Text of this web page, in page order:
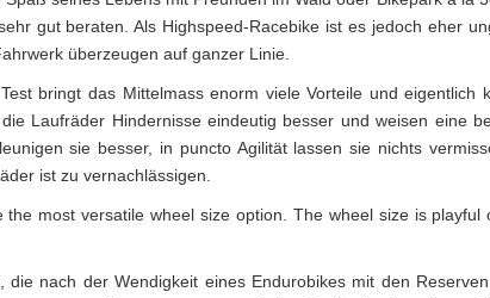
gut beraten. Als Highspeed-Racebike ist es jedoch eher
überzeugen auf ganzer Linie.
bringt das Mittelmass enorm viele Vorteile und eigentlich
Laufräder Hindernisse eindeutig besser und weisen eine
sie besser, in puncto Agilität lassen sie nichts
ist zu vernachlässigen.
most versatile wheel size option. The wheel size is playful
nach der Wendigkeit eines Endurobikes mit den